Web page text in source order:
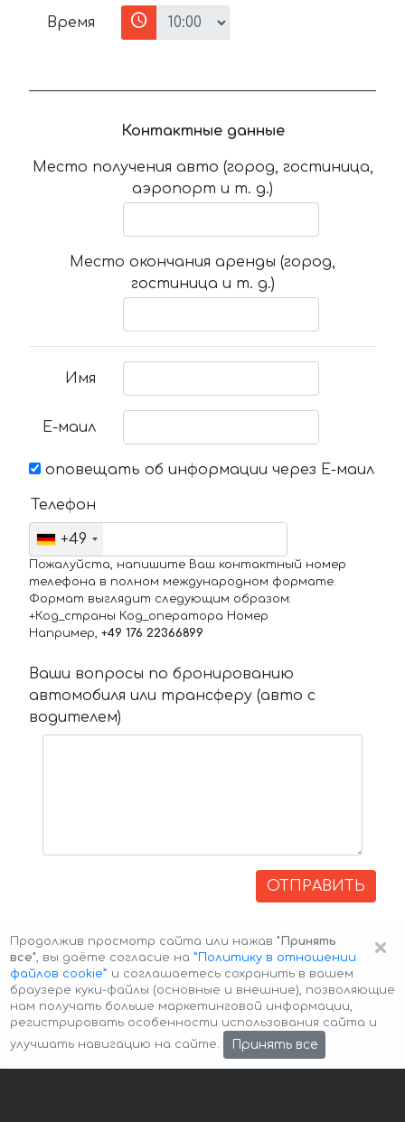
Время
Контактные данные
Место получения авто (город, гостиница,
аэропорт и т. д.)
Место окончания аренды (город,
гостиница и т. д.)
Имя
Е-маил
оповещать об информации через Е-маил
Телефон
+49
Пожалуйста, напишите Ваш контактный номер
телефона в полном международном формате.
Формат выглядит следующим образом:
+Код_страны Код_оператора Номер
Например, +49 176 22366899
Ваши вопросы по бронированию
автомобиля или трансферу (авто с
водителем)
ОТПРАВИТЬ
Авторские права © 2026 Авто-Аренда Cookie Policy
×
Продолжив просмотр сайта или нажав "Принять
все", вы даёте согласие на ”Политику в отношении
файлов cookie” и соглашаетесь сохранить в вашем
браузере куки-файлы (основные и внешние), позволяющие
нам получать больше маркетинговой информации,
регистрировать особенности использования сайта и
улучшать навигацию на сайте.
Принять все